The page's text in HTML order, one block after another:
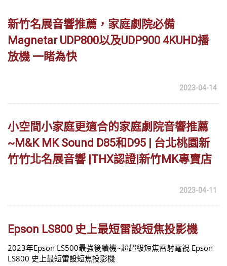
新竹名展音響推薦，家庭劇院必備
Magnetar UDP800以及UDP900 4KUHD播
放機 一睹為快
2023-04-14
小空間小家庭更適合的家庭劇院音響推薦
~M&K MK Sound D85和D95 | 台北桃園新
竹竹北名展音響 |THX認證|新竹MK專賣店
2023-04-11
Epson LS800 史上最短雷設短焦投影機
2023年Epson LS500最強後續機~超超級短焦雷射電視 Epson
LS800 史上最短雷設短焦投影機